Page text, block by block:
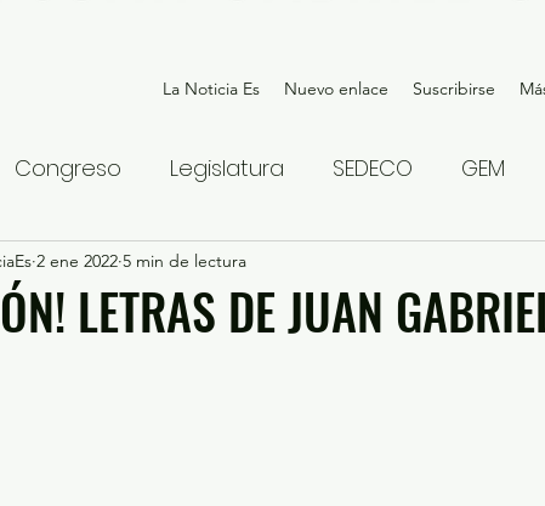
La Noticia Es Nuevo enlace Suscribirse
Congreso Legislatura SEDECO GEM
Estatal Gubernatura Edoméx 2023
LETRAS DE JUAN
2 ene 2022 5 min de lectura